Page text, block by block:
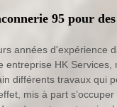
95 pour
années d'expérience
entreprise HK Services,
différents travaux qui
mis à part s’occuper